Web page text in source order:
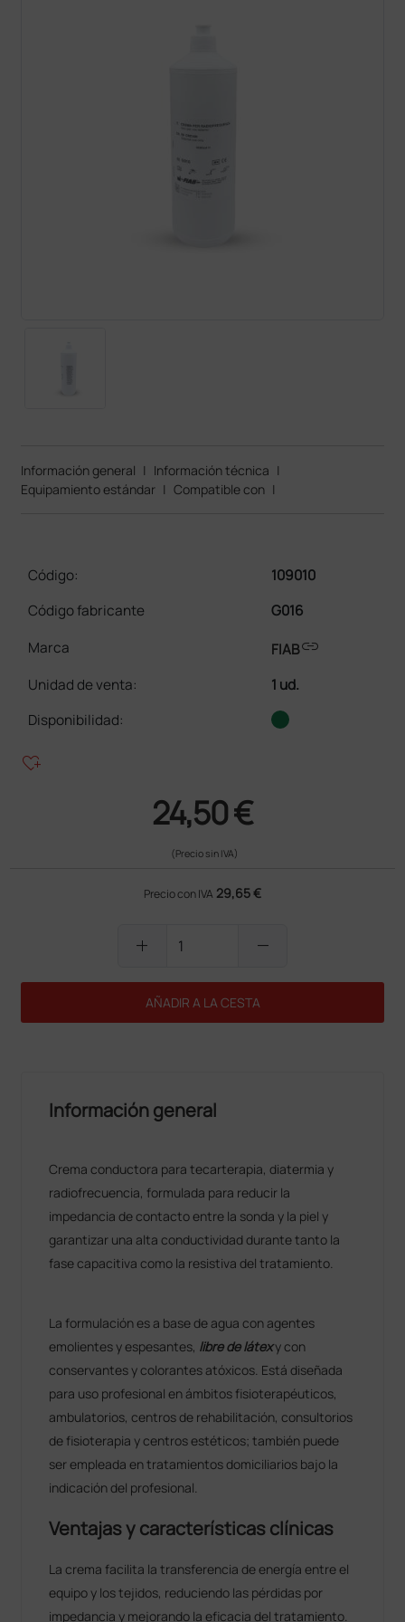
Información general | Información técnica |
Equipamiento estándar | Compatible con |
Código:
109010
Código fabricante
G016
Marca
FIABlink
Unidad de venta:
1 ud.
Disponibilidad:
heart_plus
24,50 €
(Precio sin IVA)
Precio con IVA 29,65 €
add remove
AÑADIR A LA CESTA
Información general
Crema conductora para tecarterapia, diatermia y
radiofrecuencia, formulada para reducir la
impedancia de contacto entre la sonda y la piel y
garantizar una alta conductividad durante tanto la
fase capacitiva como la resistiva del tratamiento.
La formulación es a base de agua con agentes
emolientes y espesantes, libre de látexy con
conservantes y colorantes atóxicos. Está diseñada
para uso profesional en ámbitos fisioterapéuticos,
ambulatorios, centros de rehabilitación, consultorios
de fisioterapia y centros estéticos; también puede
ser empleada en tratamientos domiciliarios bajo la
indicación del profesional.
Ventajas y características clínicas
La crema facilita la transferencia de energía entre el
equipo y los tejidos, reduciendo las pérdidas por
impedancia y mejorando la eficacia del tratamiento.